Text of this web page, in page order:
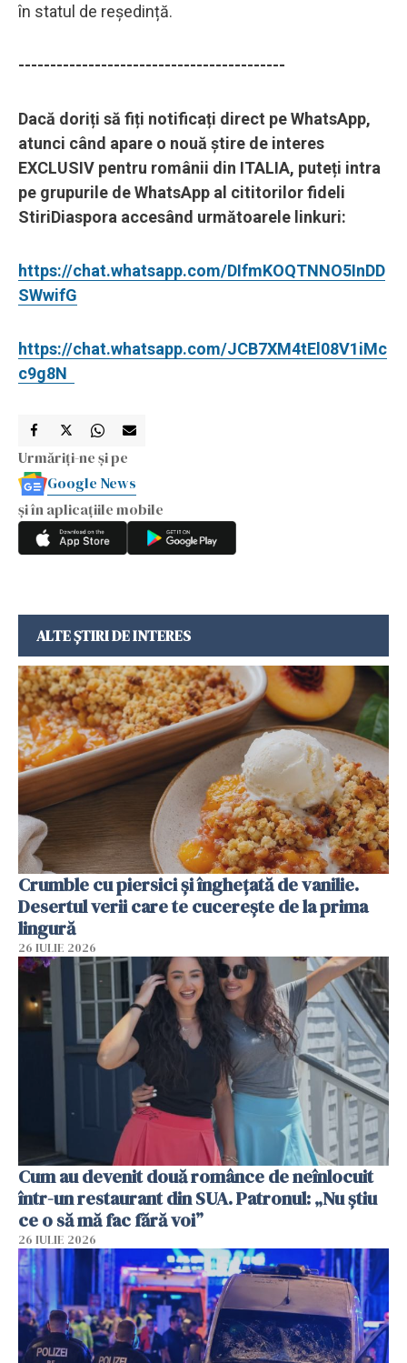
în statul de reședință.
------------------------------------------
Dacă doriți să fiți notificați direct pe WhatsApp,
atunci când apare o nouă știre de interes
EXCLUSIV pentru românii din ITALIA, puteți intra
pe grupurile de WhatsApp al cititorilor fideli
StiriDiaspora accesând următoarele linkuri:
https://chat.whatsapp.com/DIfmKOQTNNO5InDD
SWwifG
https://chat.whatsapp.com/JCB7XM4tEl08V1iMc
c9g8N
Urmăriți-ne și pe
Google News
și în aplicațiile mobile
ALTE ȘTIRI DE INTERES
Crumble cu piersici și înghețată de vanilie.
Desertul verii care te cucerește de la prima
lingură
26 IULIE 2026
Cum au devenit două românce de neînlocuit
într-un restaurant din SUA. Patronul: „Nu știu
ce o să mă fac fără voi”
26 IULIE 2026